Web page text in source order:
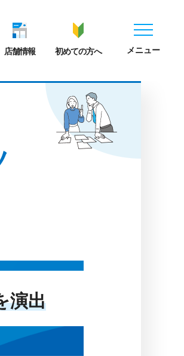
店舗情報 初めての方へ メニュー
演出